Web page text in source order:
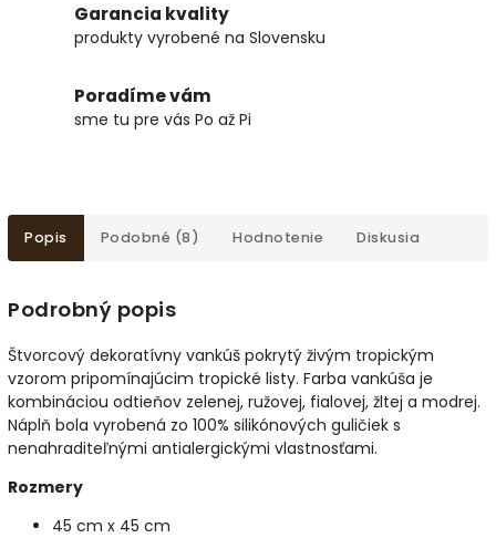
Garancia kvality
produkty vyrobené na Slovensku
Poradíme vám
sme tu pre vás Po až Pi
Popis Podobné (8) Hodnotenie Diskusia
Podrobný popis
Štvorcový dekoratívny vankúš pokrytý živým tropickým
vzorom pripomínajúcim tropické listy. Farba vankúša je
kombináciou odtieňov zelenej, ružovej, fialovej, žltej a modrej.
Náplň bola vyrobená zo 100% silikónových guličiek s
nenahraditeľnými antialergickými vlastnosťami.
Rozmery
45 cm x 45 cm